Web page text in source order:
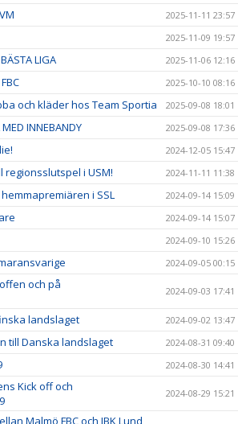
2025-11-11 23:57
2025-11-09 19:57
LIGA 2025-11-06 12:16
2025-10-10 08:16
och kläder hos Team Sportia 2025-09-08 18:01
INNEBANDY 2025-09-08 17:36
2024-12-05 15:47
regionsslutspel i USM! 2024-11-11 11:38
i SSL 2024-09-14 15:09
2024-09-14 15:07
2024-09-10 15:26
2024-09-05 00:15
och på
2024-09-03 17:41
landslaget 2024-09-02 13:47
till Danska landslaget 2024-08-31 09:40
2024-08-30 14:41
Kick off och
2024-08-29 15:21
Malmö FBC och IBK Lund